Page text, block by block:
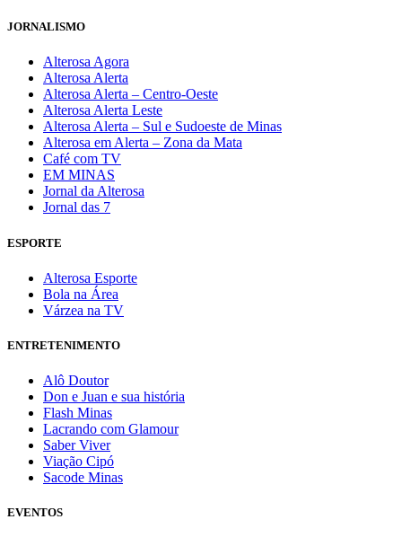
JORNALISMO
Alterosa Agora
Alterosa Alerta
Alterosa Alerta – Centro-Oeste
Alterosa Alerta Leste
Alterosa Alerta – Sul e Sudoeste de Minas
Alterosa em Alerta – Zona da Mata
Café com TV
EM MINAS
Jornal da Alterosa
Jornal das 7
ESPORTE
Alterosa Esporte
Bola na Área
Várzea na TV
ENTRETENIMENTO
Alô Doutor
Don e Juan e sua história
Flash Minas
Lacrando com Glamour
Saber Viver
Viação Cipó
Sacode Minas
EVENTOS